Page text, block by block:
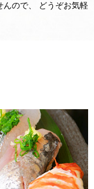
んので、 どうぞお気軽